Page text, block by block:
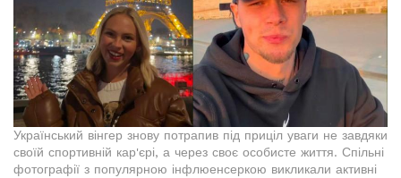
Український вінгер знову потрапив під приціл уваги не завдяки
своїй спортивній кар'єрі, а через своє особисте життя. Спільні
фотографії з популярною інфлюенсеркою викликали активні